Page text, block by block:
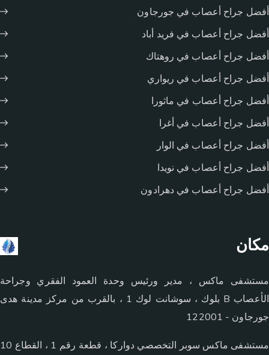
أفضل جراح أعصاب في جورجاون
أفضل جراح أعصاب في فريد أباد
أفضل جراح أعصاب في روهتاك
أفضل جراح أعصاب في ريواري
أفضل جراح أعصاب في ماثورا
أفضل جراح أعصاب في أغرا
أفضل جراح أعصاب في الوار
أفضل جراح أعصاب في نويدا
أفضل جراح أعصاب في دهرادون
مكان
مستشفى ماكس ، مدير ورئيس وحدة العمود الفقري وجراحة
الأعصاب B بلوك ، سوشانت لوك 1 ، بالقرب من مركز مدينة هدى
جورجاون - 122001
مستشفى ماكس سوبر التخصصي دواركا ، قطعة رقم 1 ، القطاع 10